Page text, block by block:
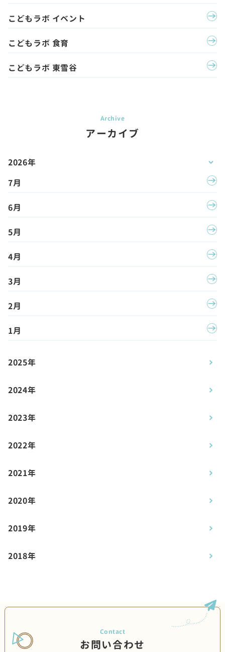
こどもラボ イベント
こどもラボ 食育
こどもラボ 東雪谷
アーカイブ
2026年
7月
6月
5月
4月
3月
2月
1月
2025年
2024年
2023年
2022年
2021年
2020年
2019年
2018年
お問い合わせ